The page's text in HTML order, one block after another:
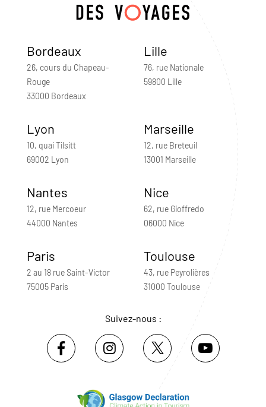
Bordeaux
26, cours du Chapeau-
Rouge
33000 Bordeaux
Lille
76, rue Nationale
59800 Lille
Lyon
10, quai Tilsitt
69002 Lyon
Marseille
12, rue Breteuil
13001 Marseille
Nantes
12, rue Mercoeur
44000 Nantes
Nice
62, rue Gioffredo
06000 Nice
Paris
2 au 18 rue Saint-Victor
75005 Paris
Toulouse
43, rue Peyrolières
31000 Toulouse
Suivez-nous :